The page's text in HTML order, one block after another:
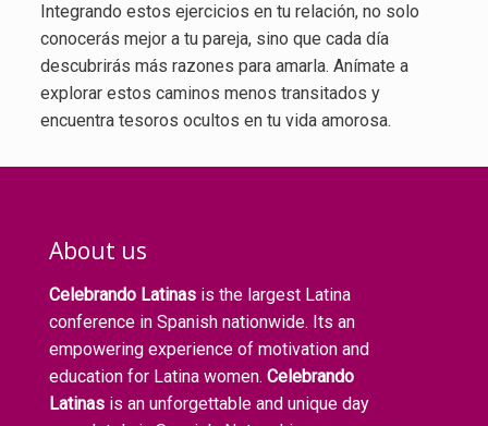
Integrando estos ejercicios en tu relación, no solo
conocerás mejor a tu pareja, sino que cada día
descubrirás más razones para amarla. Anímate a
explorar estos caminos menos transitados y
encuentra tesoros ocultos en tu vida amorosa.
About us
Celebrando Latinas is the largest Latina
conference in Spanish nationwide. Its an
empowering experience of motivation and
education for Latina women. Celebrando
Latinas is an unforgettable and unique day